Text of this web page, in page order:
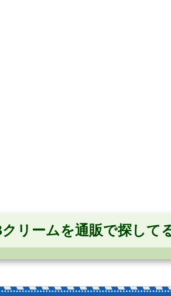
リームを通販で探して